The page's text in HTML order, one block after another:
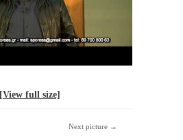
[View full size]
Next picture →